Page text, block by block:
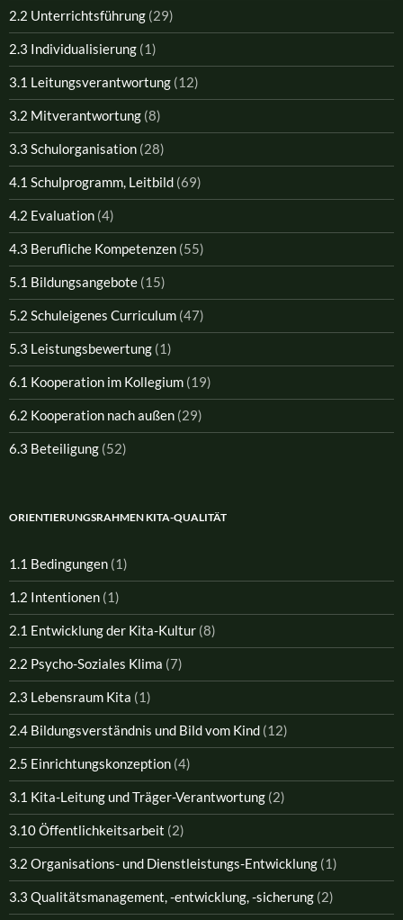
2.2 Unterrichtsführung (29)
2.3 Individualisierung (1)
3.1 Leitungsverantwortung (12)
3.2 Mitverantwortung (8)
3.3 Schulorganisation (28)
4.1 Schulprogramm, Leitbild (69)
4.2 Evaluation (4)
4.3 Berufliche Kompetenzen (55)
5.1 Bildungsangebote (15)
5.2 Schuleigenes Curriculum (47)
5.3 Leistungsbewertung (1)
6.1 Kooperation im Kollegium (19)
6.2 Kooperation nach außen (29)
6.3 Beteiligung (52)
ORIENTIERUNGSRAHMEN KITA-QUALITÄT
1.1 Bedingungen (1)
1.2 Intentionen (1)
2.1 Entwicklung der Kita-Kultur (8)
2.2 Psycho-Soziales Klima (7)
2.3 Lebensraum Kita (1)
2.4 Bildungsverständnis und Bild vom Kind (12)
2.5 Einrichtungskonzeption (4)
3.1 Kita-Leitung und Träger-Verantwortung (2)
3.10 Öffentlichkeitsarbeit (2)
3.2 Organisations- und Dienstleistungs-Entwicklung (1)
3.3 Qualitätsmanagement, -entwicklung, -sicherung (2)